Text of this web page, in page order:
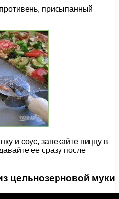
присыпанный
и соус, запекайте пиццу в
ее сразу после
цельнозерновой муки